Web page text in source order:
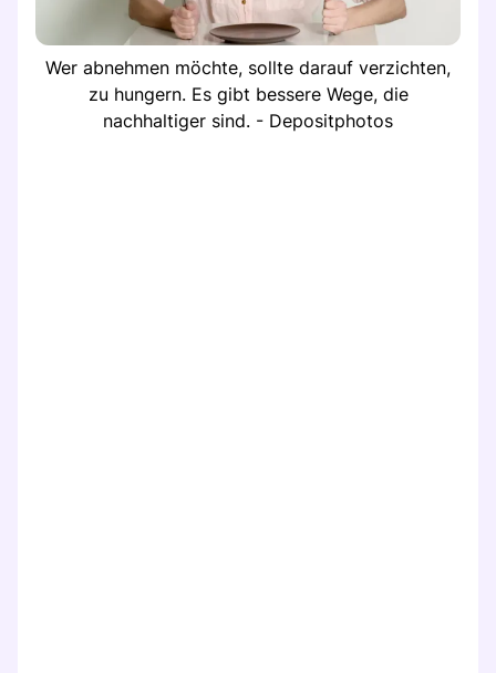
Wer abnehmen möchte, sollte darauf verzichten,
zu hungern. Es gibt bessere Wege, die
nachhaltiger sind. - Depositphotos